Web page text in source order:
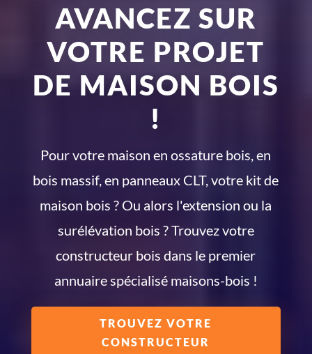
AVANCEZ SUR
VOTRE PROJET
DE MAISON BOIS
!
Pour votre maison en ossature bois, en
bois massif, en panneaux CLT, votre kit de
maison bois ? Ou alors l'extension ou la
surélévation bois ? Trouvez votre
constructeur bois dans le premier
annuaire spécialisé maisons-bois !
TROUVEZ VOTRE
CONSTRUCTEUR